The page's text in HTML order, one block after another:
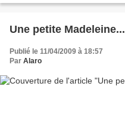
Une petite Madeleine...
Publié le 11/04/2009 à 18:57
Par Alaro